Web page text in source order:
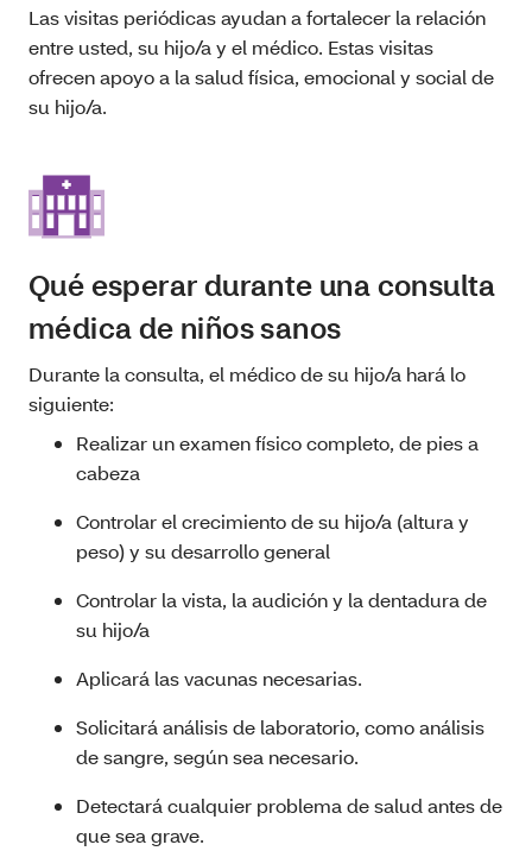
Las visitas periódicas ayudan a fortalecer la relación
entre usted, su hijo/a y el médico. Estas visitas
ofrecen apoyo a la salud física, emocional y social de
su hijo/a.
Qué esperar durante una consulta
médica de niños sanos
Durante la consulta, el médico de su hijo/a hará lo
siguiente:
Realizar un examen físico completo, de pies a
cabeza
Controlar el crecimiento de su hijo/a (altura y
peso) y su desarrollo general
Controlar la vista, la audición y la dentadura de
su hijo/a
Aplicará las vacunas necesarias.
Solicitará análisis de laboratorio, como análisis
de sangre, según sea necesario.
Detectará cualquier problema de salud antes de
que sea grave.